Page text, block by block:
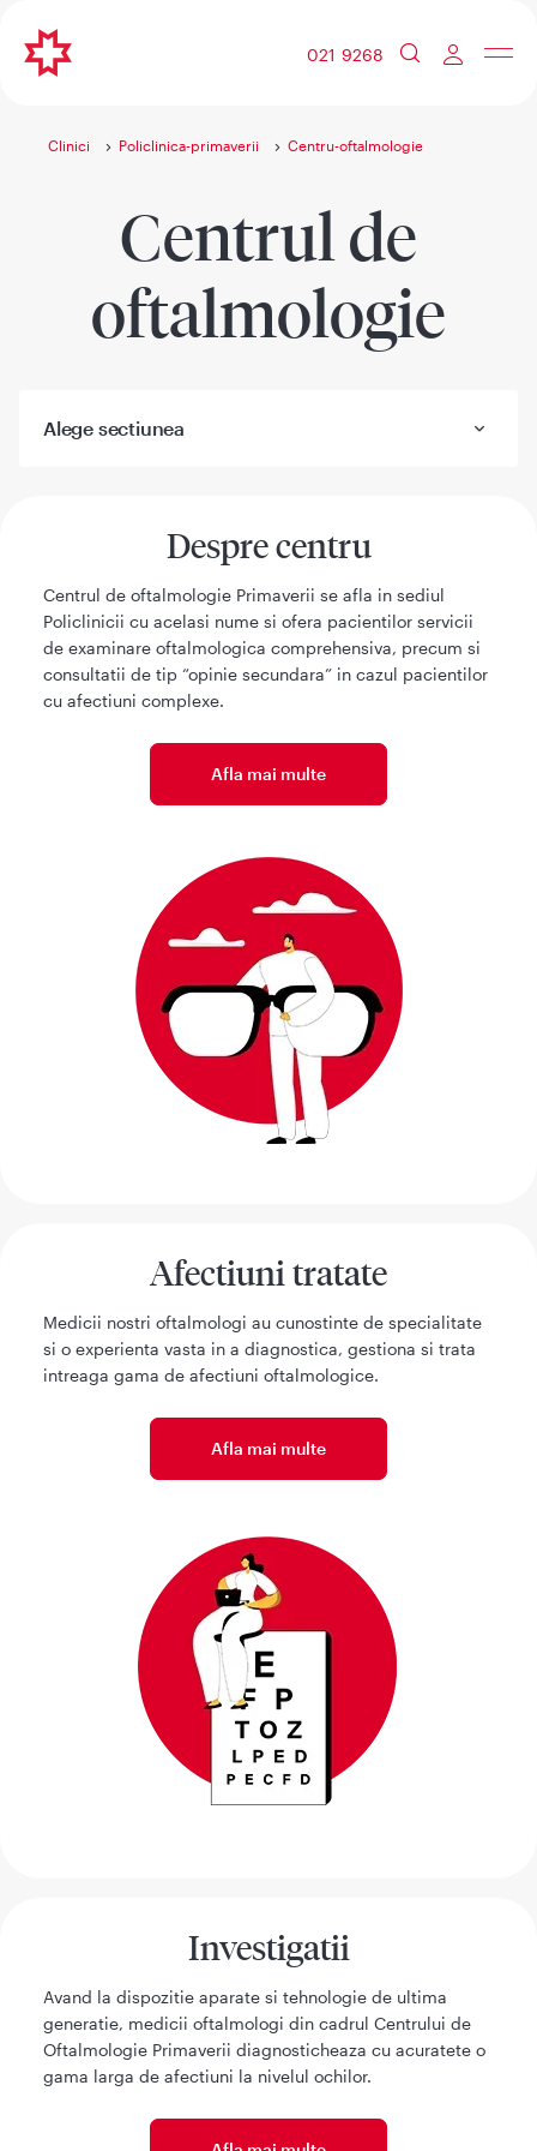
021 9268
Clinici Policlinica-primaverii Centru-oftalmologie
Centrul de
oftalmologie
Alege sectiunea
Despre centru
Centrul de oftalmologie Primaverii se afla in sediul
Policlinicii cu acelasi nume si ofera pacientilor servicii
de examinare oftalmologica comprehensiva, precum si
consultatii de tip “opinie secundara” in cazul pacientilor
cu afectiuni complexe.
Afla mai multe
Afectiuni tratate
Medicii nostri oftalmologi au cunostinte de specialitate
si o experienta vasta in a diagnostica, gestiona si trata
intreaga gama de afectiuni oftalmologice.
Afla mai multe
Investigatii
Avand la dispozitie aparate si tehnologie de ultima
generatie, medicii oftalmologi din cadrul Centrului de
Oftalmologie Primaverii diagnosticheaza cu acuratete o
gama larga de afectiuni la nivelul ochilor.